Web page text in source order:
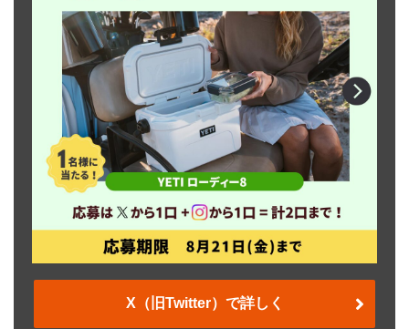
X（旧Twitter）で詳しく